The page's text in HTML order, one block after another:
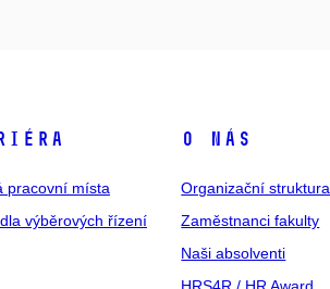
pracovní místa
výběrových řízení
O nás
Organizační struktura
Zaměstnanci fakulty
Naši absolventi